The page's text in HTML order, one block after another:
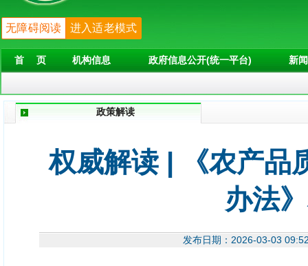
无障碍阅读 进入适老模式
首 页 机构信息 政府信息公开(统一平台) 新
政策解读
权威解读 | 《农产品
办法
发布日期：2026-03-03